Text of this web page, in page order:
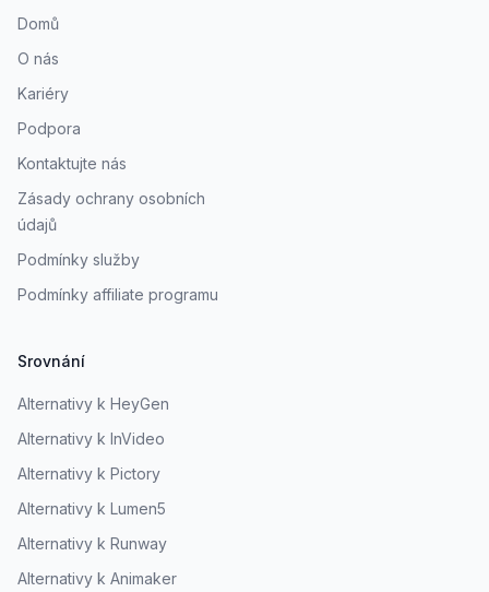
Domů
O nás
Kariéry
Podpora
Kontaktujte nás
Zásady ochrany osobních
údajů
Podmínky služby
Podmínky affiliate programu
Srovnání
Alternativy k HeyGen
Alternativy k InVideo
Alternativy k Pictory
Alternativy k Lumen5
Alternativy k Runway
Alternativy k Animaker